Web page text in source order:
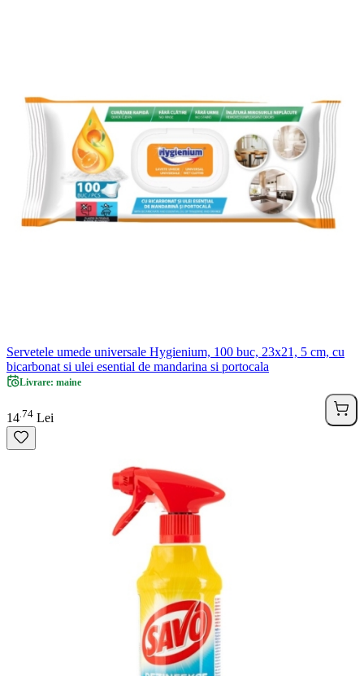
Servetele umede universale Hygienium, 100 buc, 23x21, 5 cm, cu
bicarbonat si ulei esential de mandarina si portocala
Livrare: maine
14 74 Lei